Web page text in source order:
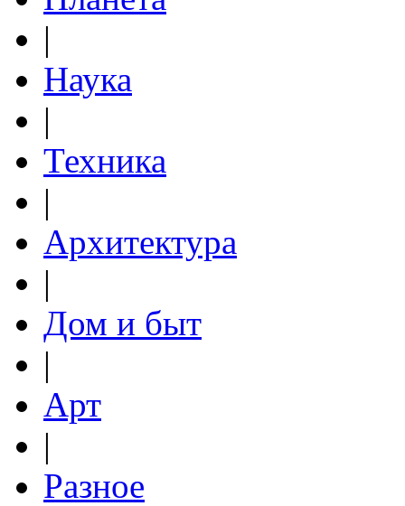
|
Наука
|
Техника
|
Архитектура
|
Дом и быт
|
Арт
|
Разное